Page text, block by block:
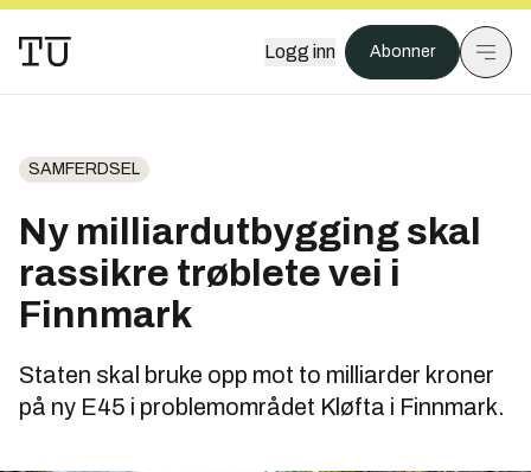
Logg inn Abonner
SAMFERDSEL
Ny milliardutbygging skal
rassikre trøblete vei i
Finnmark
Staten skal bruke opp mot to milliarder kroner
på ny E45 i problemområdet Kløfta i Finnmark.